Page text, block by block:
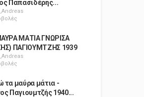
Παπασιδέρης...
ΜΑΤΙΑ ΓΝΩΡΙΣΑ
ΠΑΓΙΟΥΜΤΖΗΣ 1939
τα μαύρα μάτια -
Παγιουμτζής 1940...